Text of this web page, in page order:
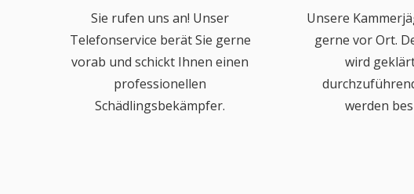
Sie rufen uns an! Unser
Telefonservice berät Sie gerne
vorab und schickt Ihnen einen
professionellen
Schädlingsbekämpfer.
Unsere
gerne vor Ort.
wird
werden